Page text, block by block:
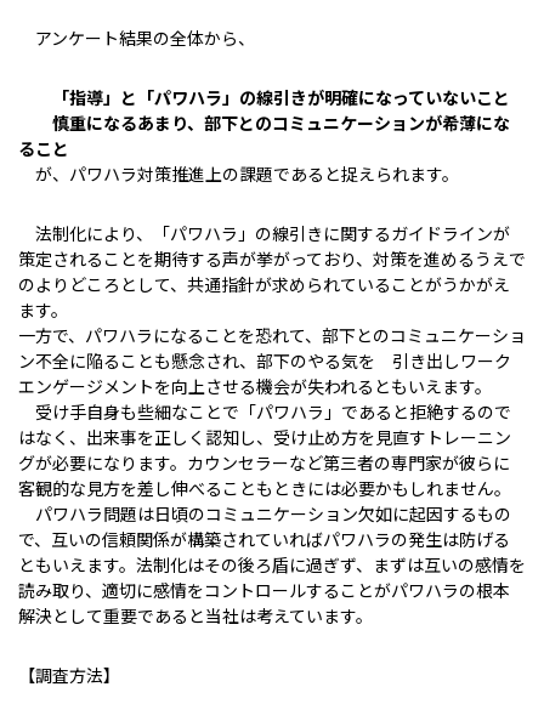
アンケート結果の全体から、
「指導」と「パワハラ」の線引きが明確になっていないこと
慎重になるあまり、部下とのコミュニケーションが希薄にな
ること
が、パワハラ対策推進上の課題であると捉えられます。
法制化により、「パワハラ」の線引きに関するガイドラインが
策定されることを期待する声が挙がっており、対策を進めるうえで
のよりどころとして、共通指針が求められていることがうかがえ
ます。
一方で、パワハラになることを恐れて、部下とのコミュニケーショ
ン不全に陥ることも懸念され、部下のやる気を 引き出しワーク
エンゲージメントを向上させる機会が失われるともいえます。
受け手自身も些細なことで「パワハラ」であると拒絶するので
はなく、出来事を正しく認知し、受け止め方を見直すトレーニン
グが必要になります。カウンセラーなど第三者の専門家が彼らに
客観的な見方を差し伸べることもときには必要かもしれません。
パワハラ問題は日頃のコミュニケーション欠如に起因するもの
で、互いの信頼関係が構築されていればパワハラの発生は防げる
ともいえます。法制化はその後ろ盾に過ぎず、まずは互いの感情を
読み取り、適切に感情をコントロールすることがパワハラの根本
解決として重要であると当社は考えています。
【調査方法】